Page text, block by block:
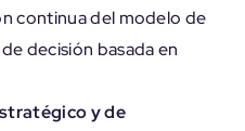
continua del modelo de
decisión basada en
y de